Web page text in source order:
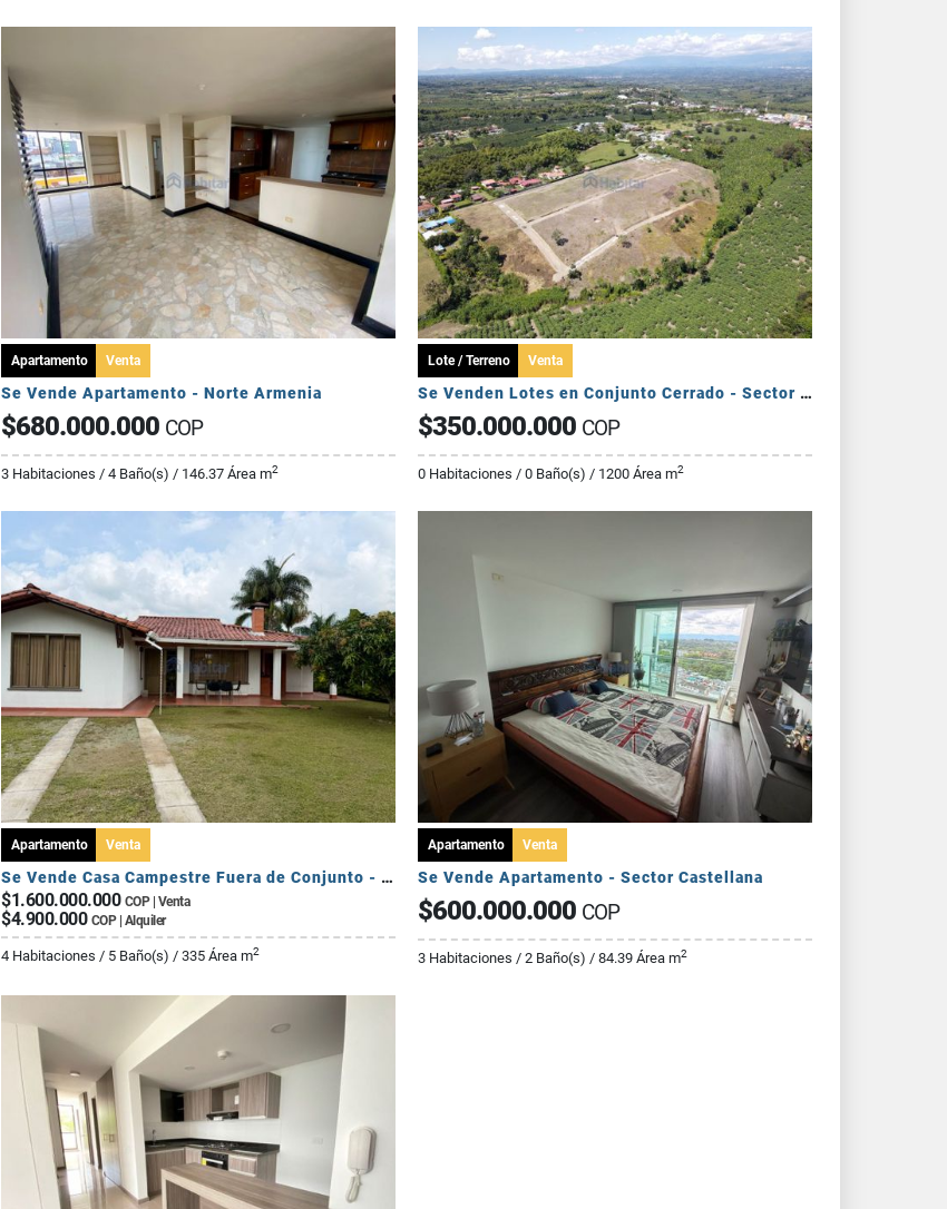
Apartamento Venta
Se Vende Apartamento - Norte Armenia
$680.000.000 COP
3 Habitaciones / 4 Baño(s) / 146.37 Área m2
Lote / Terreno Venta
Se Venden Lotes en Conjunto Cerrado - Sector Pueblo Tapado
$350.000.000 COP
0 Habitaciones / 0 Baño(s) / 1200 Área m2
Apartamento Venta
Se Vende Casa Campestre Fuera de Conjunto - Sector Av Centenario
$1.600.000.000 COP | Venta
$4.900.000 COP | Alquiler
4 Habitaciones / 5 Baño(s) / 335 Área m2
Apartamento Venta
Se Vende Apartamento - Sector Castellana
$600.000.000 COP
3 Habitaciones / 2 Baño(s) / 84.39 Área m2